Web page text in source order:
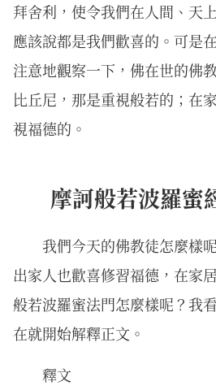
拜舍利，使令我們在人間、天
應該說都是我們歡喜的。可是
注意地觀察一下，佛在世的佛
比丘尼，那是重視般若的；在
視福德的。
摩訶般若波羅蜜
我們今天的佛教徒怎麼樣
出家人也歡喜修習福德，在家
般若波羅蜜法門怎麼樣呢？我
在就開始解釋正文。
釋文